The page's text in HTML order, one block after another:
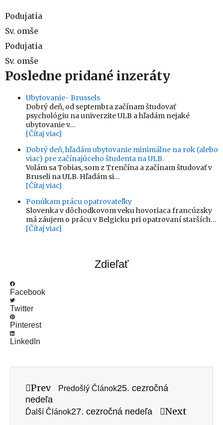
Podujatia
Sv. omše
Podujatia
Sv. omše
Posledne pridané inzeráty
Ubytovanie- Brussels
Dobrý deň, od septembra začínam študovať
psychológiu na univerzite ULB a hľadám nejaké
ubytovanie v…
[Čítaj viac]
Dobrý deň, hľadám ubytovanie minimálne na rok (alebo
viac) pre začínajúceho študenta na ULB.
Volám sa Tobias, som z Trenčína a začínam študovať v
Bruseli na ULB. Hľadám si…
[Čítaj viac]
Ponúkam prácu opatrovateľky
Slovenka v dôchodkovom veku hovoriaca francúzsky
má záujem o prácu v Belgicku pri opatrovaní starších…
[Čítaj viac]
Zdieľať
Facebook
Twitter
Pinterest
LinkedIn
Prev Predošlý Článok25. cezročná
nedeľa
Ďalší Článok27. cezročná nedeľa Next